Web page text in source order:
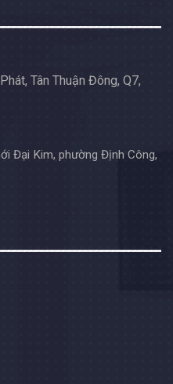
Tân Thuận Đông, Q7,
Đại Kim, phường Định Công,